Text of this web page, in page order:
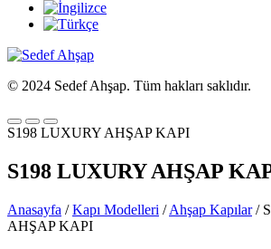
© 2024 Sedef Ahşap. Tüm hakları saklıdır.
S198 LUXURY AHŞAP KAPI
S198 LUXURY AHŞAP
Anasayfa /Kapı Modelleri /Ahşap Kapılar/
AHŞAP KAPI